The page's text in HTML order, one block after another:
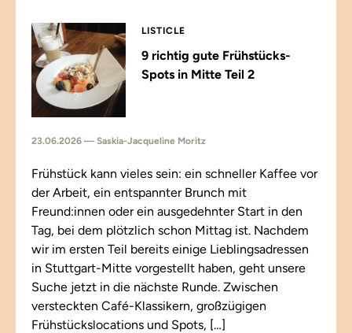
LISTICLE
9 richtig gute Frühstücks-
Spots in Mitte Teil 2
23.06.2026 — Saskia-Jacqueline Moritz
Frühstück kann vieles sein: ein schneller Kaffee vor
der Arbeit, ein entspannter Brunch mit
Freund:innen oder ein ausgedehnter Start in den
Tag, bei dem plötzlich schon Mittag ist. Nachdem
wir im ersten Teil bereits einige Lieblingsadressen
in Stuttgart-Mitte vorgestellt haben, geht unsere
Suche jetzt in die nächste Runde. Zwischen
versteckten Café-Klassikern, großzügigen
Frühstückslocations und Spots, […]